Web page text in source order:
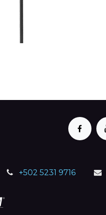
+502 5231 9716